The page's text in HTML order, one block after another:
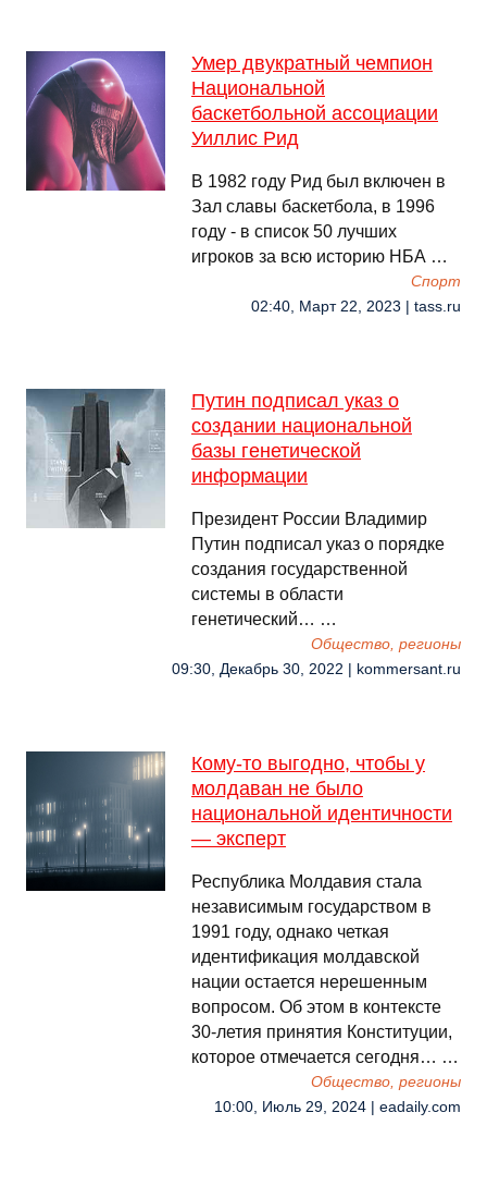
Умер двукратный чемпион
Национальной
баскетбольной ассоциации
Уиллис Рид
В 1982 году Рид был включен в
Зал славы баскетбола, в 1996
году - в список 50 лучших
игроков за всю историю НБА …
Спорт
02:40, Март 22, 2023 | tass.ru
Путин подписал указ о
создании национальной
базы генетической
информации
Президент России Владимир
Путин подписал указ о порядке
создания государственной
системы в области
генетический… …
Общество, регионы
09:30, Декабрь 30, 2022 | kommersant.ru
Кому-то выгодно, чтобы у
молдаван не было
национальной идентичности
— эксперт
Республика Молдавия стала
независимым государством в
1991 году, однако четкая
идентификация молдавской
нации остается нерешенным
вопросом. Об этом в контексте
30-летия принятия Конституции,
которое отмечается сегодня… …
Общество, регионы
10:00, Июль 29, 2024 | eadaily.com